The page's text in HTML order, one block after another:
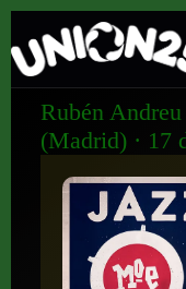
Rubén
(Madrid) · 17